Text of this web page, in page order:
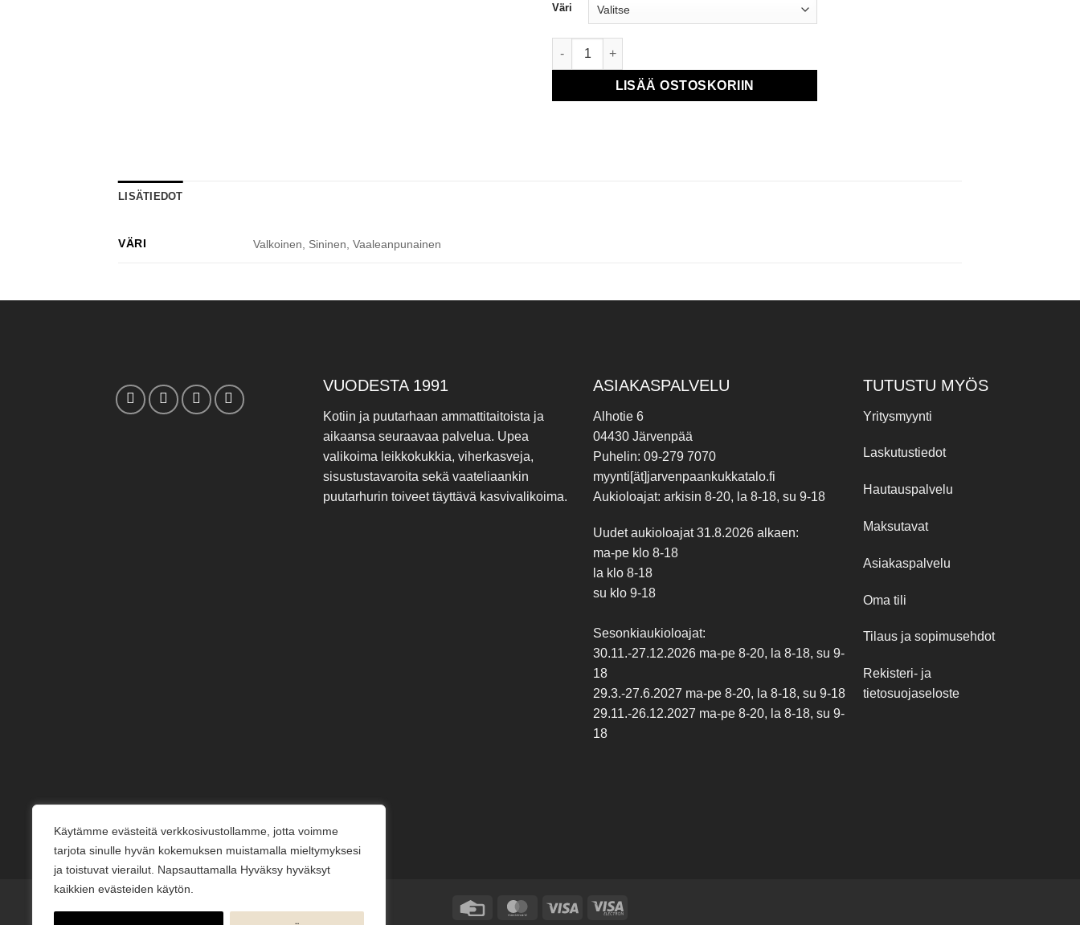
Käytämme evästeitä verkkosivustollamme, jotta voimme
tarjota sinulle hyvän kokemuksen muistamalla mieltymyksesi
ja toistuvat vierailut. Napsauttamalla Hyväksy hyväksyt
kaikkien evästeiden käytön.
Väri
Kastepanta määrä
LISÄÄ OSTOSKORIIN
LISÄTIEDOT
VÄRI Valkoinen, Sininen, Vaaleanpunainen
VUODESTA 1991
Kotiin ja puutarhaan ammattitaitoista ja
aikaansa seuraavaa palvelua. Upea
valikoima leikkokukkia, viherkasveja,
sisustustavaroita sekä vaateliaankin
puutarhurin toiveet täyttävä kasvivalikoima.
ASIAKASPALVELU
Alhotie 6
04430 Järvenpää
Puhelin: 09-279 7070
myynti[ät]jarvenpaankukkatalo.fi
Aukioloajat: arkisin 8-20, la 8-18, su 9-18
Uudet aukioloajat 31.8.2026 alkaen:
ma-pe klo 8-18
la klo 8-18
su klo 9-18
Sesonkiaukioloajat:
30.11.-27.12.2026 ma-pe 8-20, la 8-18, su 9-
18
29.3.-27.6.2027 ma-pe 8-20, la 8-18, su 9-18
29.11.-26.12.2027 ma-pe 8-20, la 8-18, su 9-
18
TUTUSTU MYÖS
Yritysmyynti
Laskutustiedot
Hautauspalvelu
Maksutavat
Asiakaspalvelu
Oma tili
Tilaus ja sopimusehdot
Rekisteri- ja
tietosuojaseloste
Credit
MasterCardVisa
Visa